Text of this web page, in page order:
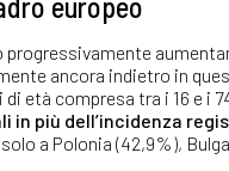
ancora indietro in
età compresa tra i 16 e i
in più dell’incidenza
a Polonia (42,9%),